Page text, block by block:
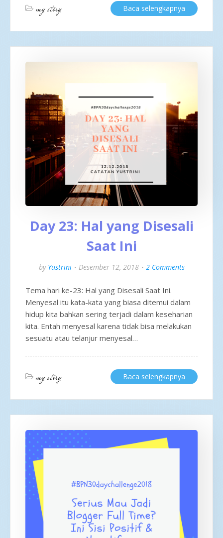
my story Baca selengkapnya
Day 23: Hal yang Disesali
Saat Ini
by Yustrini Desember 12, 2018 2 Comments
Tema hari ke-23: Hal yang Disesali Saat Ini.
Menyesal itu kata-kata yang biasa ditemui dalam
hidup kita bahkan sering terjadi dalam keseharian
kita. Entah menyesal karena tidak bisa melakukan
sesuatu atau telanjur menyesal…
my story Baca selengkapnya